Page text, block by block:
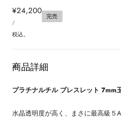
通
常
価
¥24,200
単
価/あ
り
完売
税込。
商品詳細
プラチナルチル ブレスレット
水晶透明度が高く、まさに最高級５